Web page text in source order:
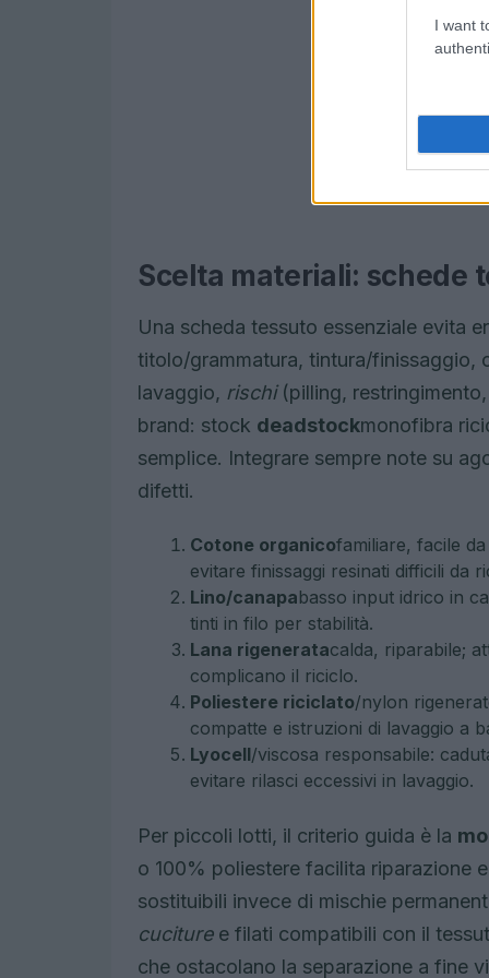
I want
Scelta materiali: schede
Una scheda tessuto essenziale evita
titolo/grammatura, tintura/finissaggio,
lavaggio, rischi(pilling,
brand: stock deadstockmonofibra
semplice. Integrare sempre note su
difetti.
Cotone organicofamiliare, facile
evitare finissaggi resinati difficili da
Lino/canapabasso input idrico in
tinti in filo per stabilità.
Lana rigeneratacalda, riparabile;
complicano il riciclo.
Poliestere riciclato/nylon
compatte e istruzioni di lavaggio a
Lyocell/viscosa responsabile:
evitare rilasci eccessivi in lavaggio.
Per piccoli lotti, il criterio guida è la
o 100% poliestere facilita riparazione
sostituibili invece di mischie
cucituree filati compatibili con il
che ostacolano la separazione a fine